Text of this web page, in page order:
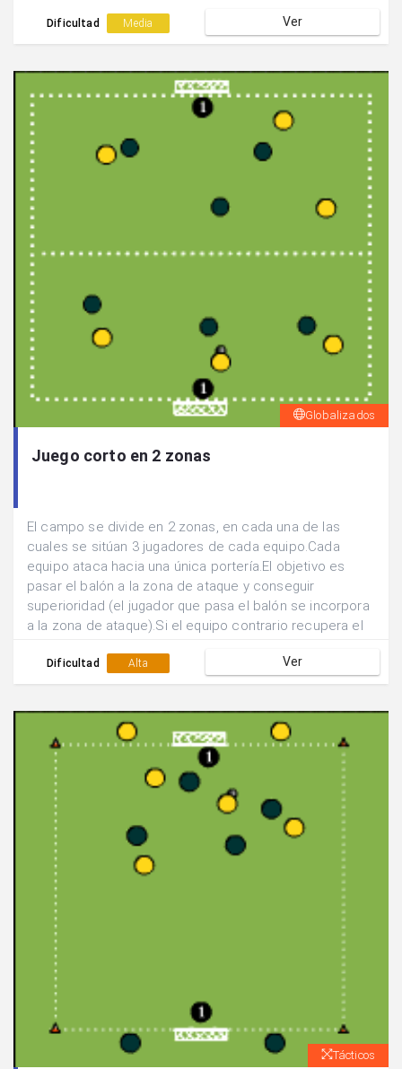
Dificultad Media Ver
Globalizados
Juego corto en 2 zonas
El campo se divide en 2 zonas, en cada una de las
cuales se sitúan 3 jugadores de cada equipo.Cada
equipo ataca hacia una única portería.El objetivo es
pasar el balón a la zona de ataque y conseguir
superioridad (el jugador que pasa el balón se incorpora
a la zona de ataque).Si el equipo contrario recupera el
posición defensiva en la otra zona.
Dificultad Alta Ver
Tácticos